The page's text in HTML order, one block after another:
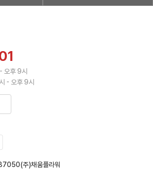
오후 9시
- 오후 9시
주)채움플라워